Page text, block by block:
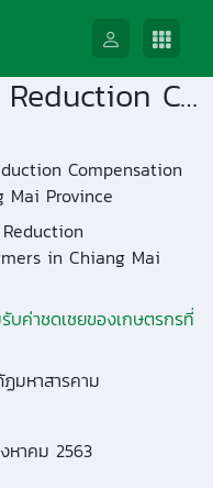
Agrochemicals Use Reduction Compensation of Chiang Dao Farmers in Chiang Mai Province
Compensation
Mai Province
in Chiang Mai
บค่าชดเชยของเกษตรกรที่
มหาสารคาม
าคม 2563